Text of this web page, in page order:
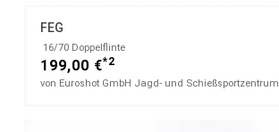
FEG
​ 16/70 Doppelflinte
199,00 €*2
von Euroshot GmbH Jagd- und Schießsportzentrum